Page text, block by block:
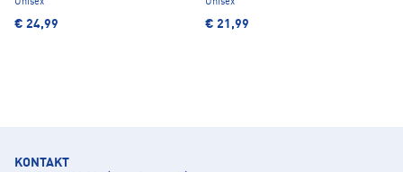
Unisex
€ 24,99
Unisex
€ 21,99
KONTAKT